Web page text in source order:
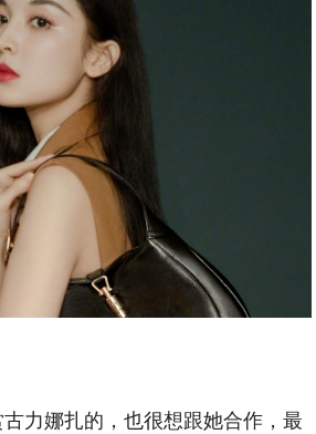
力娜扎的，也很想跟她合作，最